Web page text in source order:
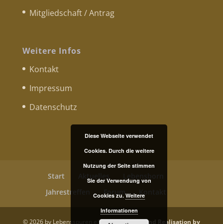
Mitgliedschaft / Antrag
Weitere Infos
Kontakt
Impressum
Datenschutz
Start
Jahrestreffen
Forum
©2026by Lebensspuren e.V. |Webdesign and Realisation by
Diese Webseite verwendet
Cookies. Durch die weitere
Nutzung der Seite stimmen
Sie der Verwendung von
Cookies zu. Weitere
Informationen